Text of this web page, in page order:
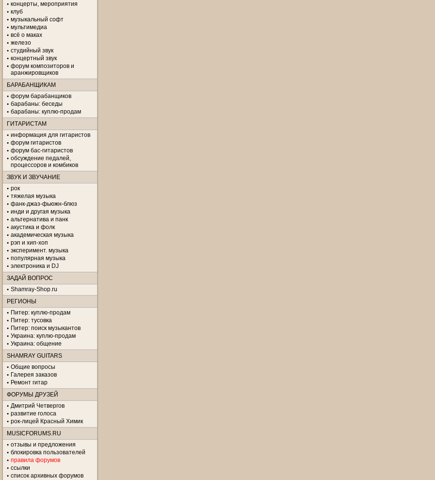
концерты, мероприятия
клуб
музыкальный софт
мультимедиа
всё о маках
железо
студийный звук
концертный звук
форум композиторов и
аранжировщиков
БАРАБАНЩИКАМ
форум барабанщиков
барабаны: беседы
барабаны: куплю-продам
ГИТАРИСТАМ
информация для гитаристов
форум гитаристов
форум бас-гитаристов
обсуждение педалей,
процессоров и комбиков
ЗВУК И ЗВУЧАНИЕ
рок
тяжелая музыка
фанк-джаз-фьюжн-блюз
инди и другая музыка
альтернатива и панк
акустика и фолк
академическая музыка
рэп и хип-хоп
эксперимент. музыка
популярная музыка
электроника и DJ
ЗАДАЙ ВОПРОС
Shamray-Shop.ru
РЕГИОНЫ
Питер: куплю-продам
Питер: тусовка
Питер: поиск музыкантов
Украина: куплю-продам
Украина: общение
SHAMRAY GUITARS
Общие вопросы
Галерея заказов
Ремонт гитар
ФОРУМЫ ДРУЗЕЙ
Дмитрий Четвергов
развитие голоса
рок-лицей Красный Химик
MUSICFORUMS.RU
отзывы и предложения
блокировка пользователей
правила форумов
ссылки
список архивных форумов